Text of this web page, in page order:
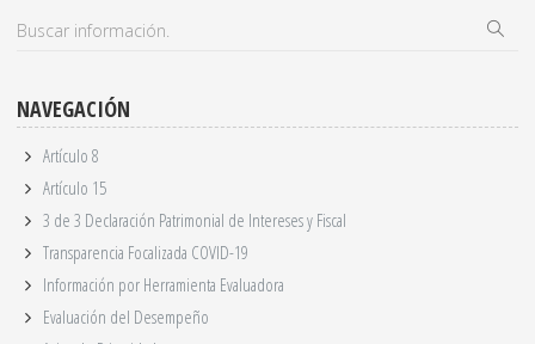
NAVEGACIÓN
Artículo 8
Artículo 15
3 de 3 Declaración Patrimonial de Intereses y Fiscal
Transparencia Focalizada COVID-19
Información por Herramienta Evaluadora
Evaluación del Desempeño